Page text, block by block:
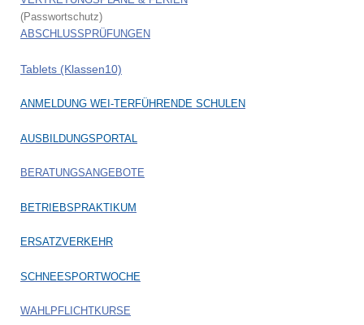
(Passwortschutz)
ABSCHLUSSPRÜFUNGEN
Tablets (Klassen10)
ANMELDUNG WEI-TERFÜHRENDE SCHULEN
AUSBILDUNGSPORTAL
BERATUNGSANGEBOTE
BETRIEBSPRAKTIKUM
ERSATZVERKEHR
SCHNEESPORTWOCHE
WAHLPFLICHTKURSE